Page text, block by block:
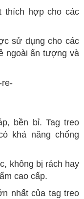
thích hợp cho các
sử dụng cho các
ngoài ấn tượng và
bền bỉ. Tag treo
khả năng chống
không bị rách hay
cao cấp.
nhất của tag treo